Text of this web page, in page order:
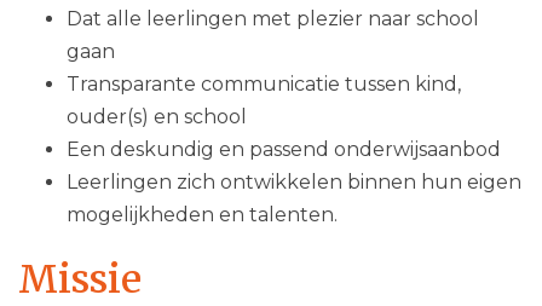
Dat alle leerlingen met plezier naar school
gaan
Transparante communicatie tussen kind,
ouder(s) en school
Een deskundig en passend onderwijsaanbod
Leerlingen zich ontwikkelen binnen hun eigen
mogelijkheden en talenten.
Missie